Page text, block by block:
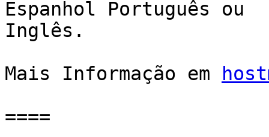
Espanhol Português ou
Inglês.
Mais Informação em
====